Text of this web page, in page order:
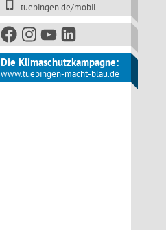
tuebingen.de/mobil
Die Klimaschutzkampagne:
www.tuebingen-macht-blau.de